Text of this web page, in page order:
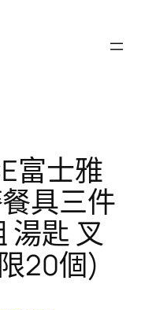
富士雅
具三件
湯匙 叉
20個)